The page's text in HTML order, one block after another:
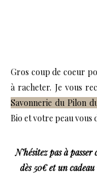
Gros coup de coeur
à racheter. Je vous
Savonnerie du Pilon
Bio et votre peau vous
N’hésitez pas à
dès 50€ et un